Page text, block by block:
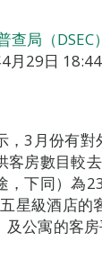
查局（DSEC）
月29日 18:44
，3月份有
客房數目較
下同）為
星級酒店的
公寓的客